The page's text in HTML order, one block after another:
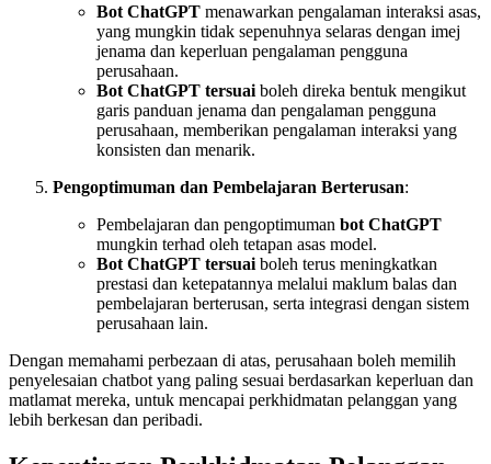
Bot ChatGPT menawarkan pengalaman interaksi asas,
yang mungkin tidak sepenuhnya selaras dengan imej
jenama dan keperluan pengalaman pengguna
perusahaan.
Bot ChatGPT tersuai boleh direka bentuk mengikut
garis panduan jenama dan pengalaman pengguna
perusahaan, memberikan pengalaman interaksi yang
konsisten dan menarik.
Pengoptimuman dan Pembelajaran Berterusan:
Pembelajaran dan pengoptimuman bot ChatGPT
mungkin terhad oleh tetapan asas model.
Bot ChatGPT tersuai boleh terus meningkatkan
prestasi dan ketepatannya melalui maklum balas dan
pembelajaran berterusan, serta integrasi dengan sistem
perusahaan lain.
Dengan memahami perbezaan di atas, perusahaan boleh memilih
penyelesaian chatbot yang paling sesuai berdasarkan keperluan dan
matlamat mereka, untuk mencapai perkhidmatan pelanggan yang
lebih berkesan dan peribadi.